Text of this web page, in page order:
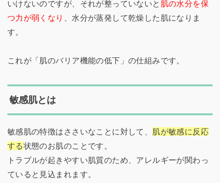
いけないのですが、それが整っていないと 肌の水分を保
つ力が弱くなり
、水分が蒸発して乾燥した肌になりま
す。
これが「肌のバリア機能の低下」の仕組みです。
敏感肌とは
敏感肌の特徴はささいなことに対して、 肌が敏感に反応
する状態のお肌のことです。
トラブルが起きやすい肌質のため、アレルギーが関わっ
ていると見込まれます。